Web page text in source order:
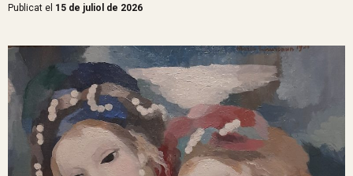
Publicat el 15 de juliol de 2026